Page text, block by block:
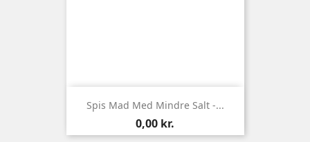
Spis Mad Med Mindre Salt -...
Pris
0,00 kr.